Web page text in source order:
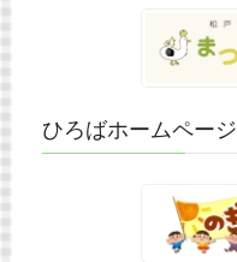
ひろばホームページ